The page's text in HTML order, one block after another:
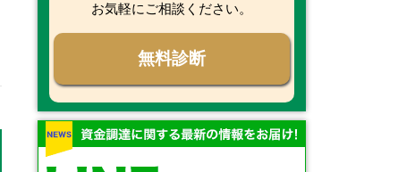
お気軽にご相談ください。
無料診断